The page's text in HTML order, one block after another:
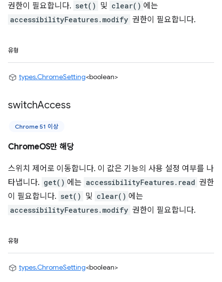
권한이 필요합니다. set() 및 clear() 에는
accessibilityFeatures.modify 권한이 필요합니다.
유형
types.ChromeSetting<boolean>
switchAccess
Chrome 51 이상
ChromeOS만 해당
스위치 제어로 이동합니다. 이 값은 기능의 사용 설정 여부를 나
타냅니다. get() 에는 accessibilityFeatures.read 권한
이 필요합니다. set() 및 clear() 에는
accessibilityFeatures.modify 권한이 필요합니다.
유형
types.ChromeSetting<boolean>